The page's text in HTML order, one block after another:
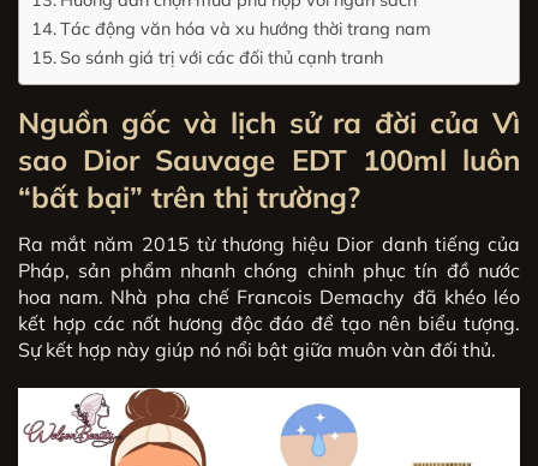
Tác động văn hóa và xu hướng thời trang nam
So sánh giá trị với các đối thủ cạnh tranh
Nguồn gốc và lịch sử ra đời của Vì
sao Dior Sauvage EDT 100ml luôn
“bất bại” trên thị trường?
Ra mắt năm 2015 từ thương hiệu Dior danh tiếng của
Pháp, sản phẩm nhanh chóng chinh phục tín đồ nước
hoa nam. Nhà pha chế Francois Demachy đã khéo léo
kết hợp các nốt hương độc đáo để tạo nên biểu tượng.
Sự kết hợp này giúp nó nổi bật giữa muôn vàn đối thủ.